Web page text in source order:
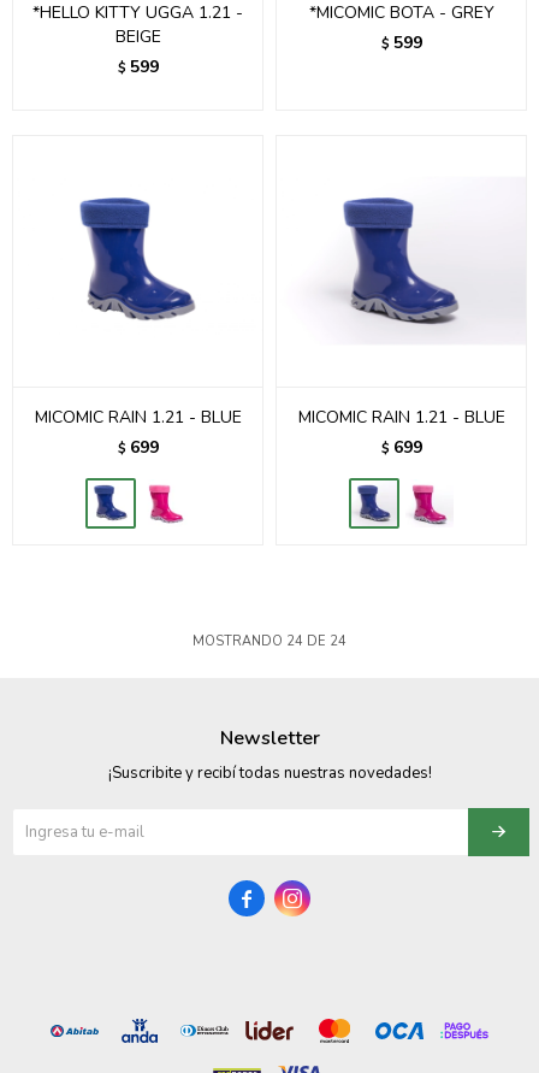
*HELLO KITTY UGGA 1.21 -
BEIGE
$ 599
*MICOMIC BOTA - GREY
$ 599
MICOMIC RAIN 1.21 - BLUE
$ 699
MICOMIC RAIN 1.21 - BLUE
$ 699
MOSTRANDO 24 DE 24
Newsletter
¡Suscribite y recibí todas nuestras novedades!
 